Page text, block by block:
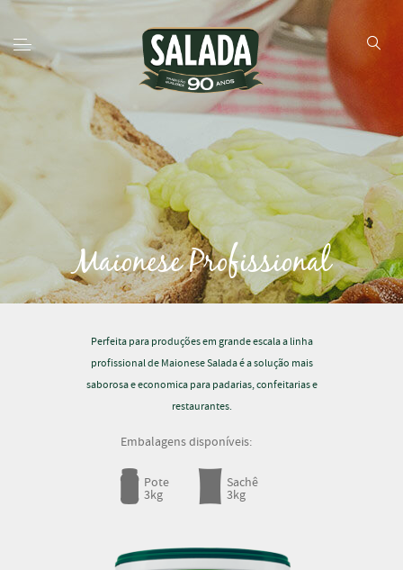
Maionese Profissional
Perfeita para produções em grande escala a linha
profissional de Maionese Salada é a solução mais
saborosa e economica para padarias, confeitarias e
restaurantes.
Pote
3kg
Sachê
3kg